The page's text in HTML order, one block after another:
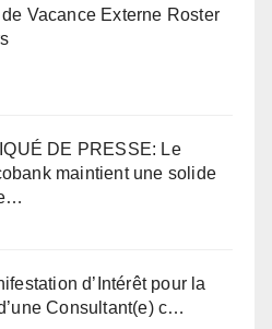
de Vacance Externe Roster
DE PRESSE: Le
maintient une solide
d’Intérêt pour la
Consultant(e) c…